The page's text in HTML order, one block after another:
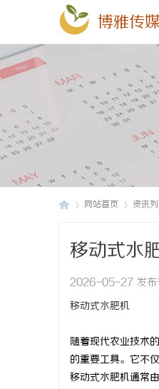
博雅传媒
网站首页 资讯
移动式水
2026-05-27 发布
移动式水肥机
随着现代农业技术
的重要工具。它不
移动式水肥机通常